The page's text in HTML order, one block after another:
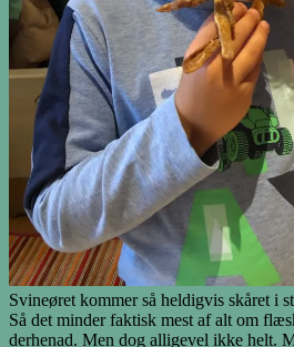
Svineøret kommer så heldigvis skåret i
Så det minder faktisk mest af alt om
derhenad. Men dog alligevel ikke helt.